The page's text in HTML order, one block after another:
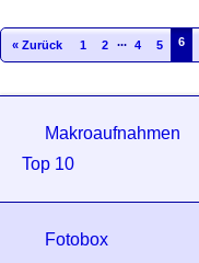
« Zurück 1 2 ... 4 5 6
Makroaufnahmen
Top 10
Fotobox